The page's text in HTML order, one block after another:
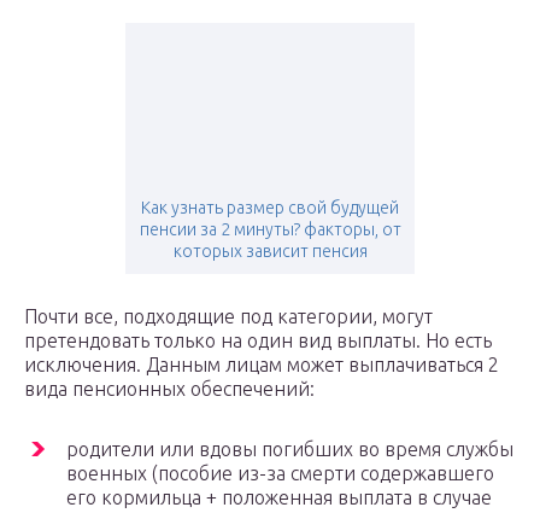
Как узнать размер свой будущей
пенсии за 2 минуты? факторы, от
которых зависит пенсия
Почти все, подходящие под категории, могут
претендовать только на один вид выплаты. Но есть
исключения. Данным лицам может выплачиваться 2
вида пенсионных обеспечений:
родители или вдовы погибших во время службы
военных (пособие из-за смерти содержавшего
его кормильца + положенная выплата в случае